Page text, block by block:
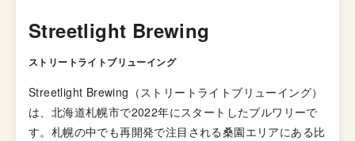
Streetlight Brewing
ストリートライトブリューイング
Streetlight Brewing（ストリートライトブリューイング）
は、北海道札幌市で2022年にスタートしたブルワリーで
す。札幌の中でも再開発で注目される桑園エリアにある比